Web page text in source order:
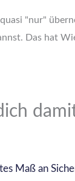
"nur"
Das hat
Maß an